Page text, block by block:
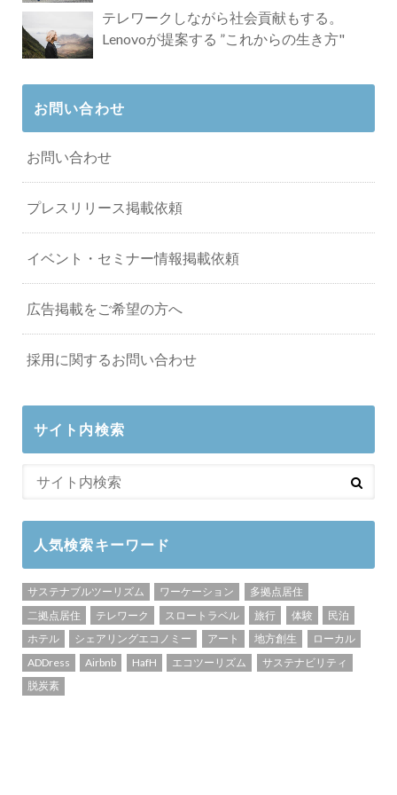
テレワークしながら社会貢献もする。
Lenovoが提案する ”これからの生き方"
お問い合わせ
お問い合わせ
プレスリリース掲載依頼
イベント・セミナー情報掲載依頼
広告掲載をご希望の方へ
採用に関するお問い合わせ
サイト内検索
人気検索キーワード
サステナブルツーリズム ワーケーション
多拠点居住
二拠点居住
テレワーク スロートラベル 旅行 体験
民泊
ホテル
シェアリングエコノミー アート 地方創生
ローカル
ADDress
Airbnb HafH エコツーリズム
サステナビリティ
脱炭素